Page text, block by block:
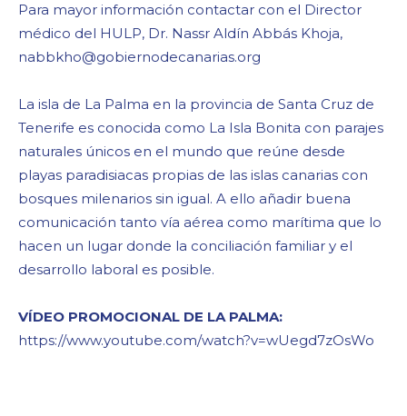
Para mayor información contactar con el Director
médico del HULP, Dr. Nassr Aldín Abbás Khoja,
nabbkho@gobiernodecanarias.org
La isla de La Palma en la provincia de Santa Cruz de
Tenerife es conocida como La Isla Bonita con parajes
naturales únicos en el mundo que reúne desde
playas paradisiacas propias de las islas canarias con
bosques milenarios sin igual. A ello añadir buena
comunicación tanto vía aérea como marítima que lo
hacen un lugar donde la conciliación familiar y el
desarrollo laboral es posible.
VÍDEO PROMOCIONAL DE LA PALMA:
https://www.youtube.com/watch?v=wUegd7zOsWo